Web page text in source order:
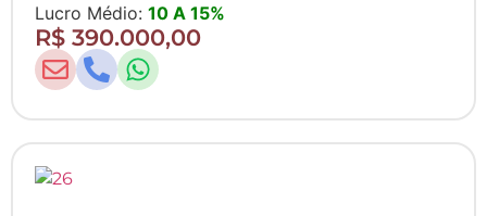
Lucro Médio: 10 A 15%
R$ 390.000,00